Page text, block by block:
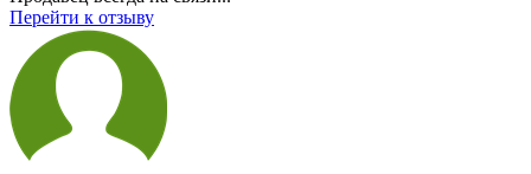
Перейти к отзыву